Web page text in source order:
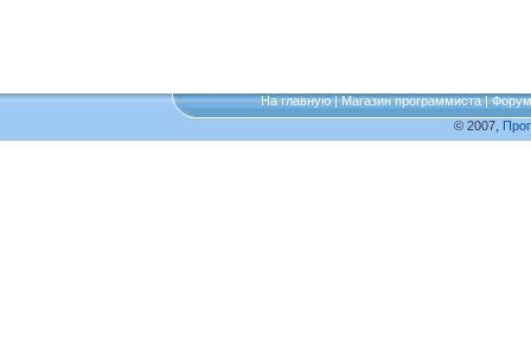
На главную|Магазин программиста|Форум
© 2007,